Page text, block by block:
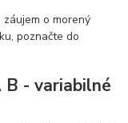
záujem o morený
poznačte do
B - variabilné